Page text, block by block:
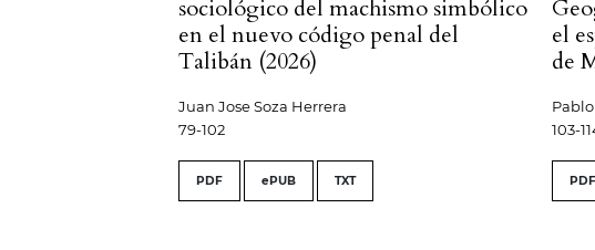
sociológico del machismo simbólico
en el nuevo código penal del
Talibán (2026)
Juan Jose Soza Herrera
79-102
PDF ePUB TXT
el
de
103-
PDF